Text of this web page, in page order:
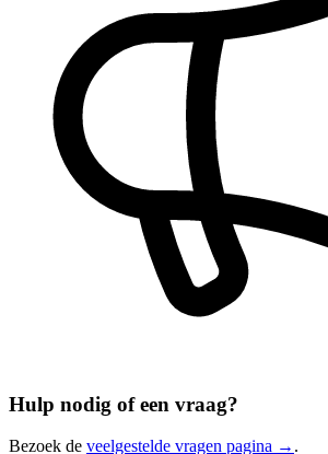
Hulp nodig of een vraag?
Bezoek de veelgestelde vragen pagina → .